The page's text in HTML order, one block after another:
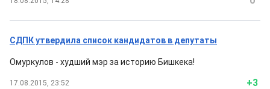
СДПК утвердила список кандидатов в депутаты
Омуркулов - худший мэр за историю Бишкека!
17.08.2015, 23:52 +3